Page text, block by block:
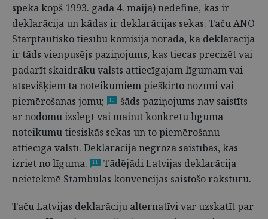
spēkā kopš 1993. gada 4. maija) nedefinē, kas ir
deklarācija un kādas ir deklarācijas sekas. Taču ANO
Starptautisko tiesību komisija norāda, ka deklarācija
ir tāds vienpusējs paziņojums, kas tiecas precizēt vai
padarīt skaidrāku valsts attiecīgajam līgumam vai
atsevišķiem tā noteikumiem piešķirto nozīmi vai
piemērošanas jomu;
10
šāds paziņojums nav saistīts
ar nodomu izslēgt vai mainīt konkrētu līguma
noteikumu tiesiskās sekas un to piemērošanu
attiecīgā valstī. Deklarācija negroza saistības, kas
izriet no līguma.
11
Tādējādi Latvijas deklarācija
neietekmē Stambulas konvencijas saistošo raksturu.
Taču Latvijas deklarāciju alternatīvi var uzskatīt par